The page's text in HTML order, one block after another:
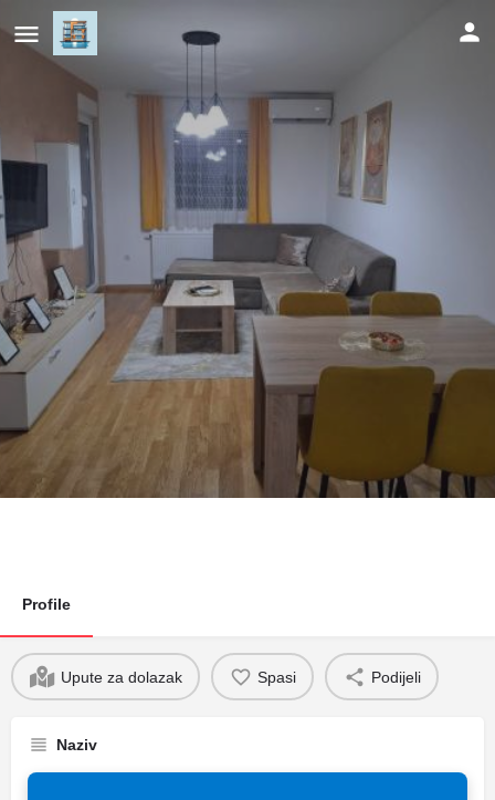
Apartman Bulevar
Profile
Upute za dolazak Spasi Podijeli
Naziv